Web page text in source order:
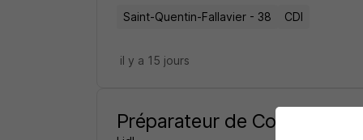
Saint-Quentin-Fallavier - 38 CDI
il y a 15 jours
Préparateur de Commandes